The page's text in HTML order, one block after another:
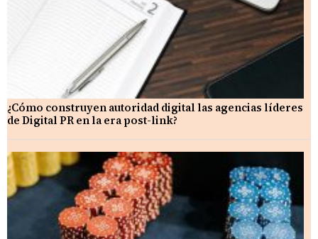
¿Cómo construyen autoridad digital las agencias líderes
de Digital PR en la era post-link?